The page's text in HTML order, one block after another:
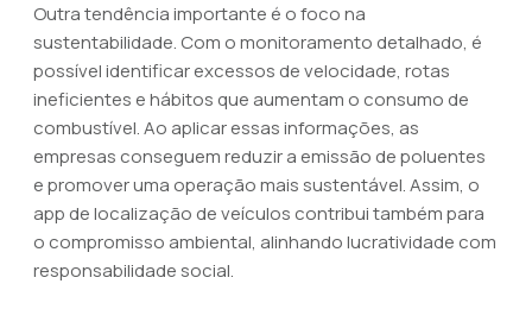
Outra tendência importante é o foco na
sustentabilidade. Com o monitoramento detalhado, é
possível identificar excessos de velocidade, rotas
ineficientes e hábitos que aumentam o consumo de
combustível. Ao aplicar essas informações, as
empresas conseguem reduzir a emissão de poluentes
e promover uma operação mais sustentável. Assim, o
app de localização de veículos contribui também para
o compromisso ambiental, alinhando lucratividade com
responsabilidade social.